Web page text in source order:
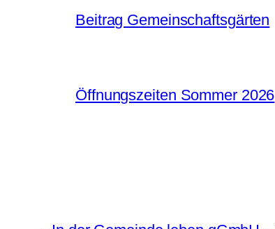
Beitrag Gemeinschaftsgärten
Öffnungszeiten Sommer 2026